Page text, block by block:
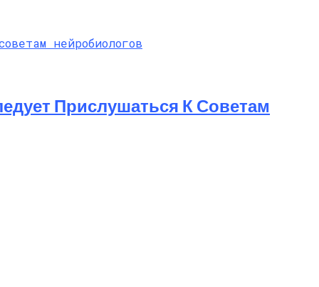
Прислушаться К Советам